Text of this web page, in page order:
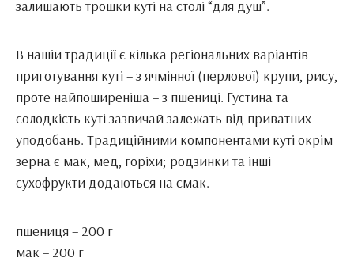
залишають трошки куті на столі “для душ”.
В нашій традиції є кілька регіональних варіантів
приготування куті – з ячмінної (перлової) крупи, рису,
проте найпоширеніша – з пшениці. Густина та
солодкість куті зазвичай залежать від приватних
уподобань. Традиційними компонентами куті окрім
зерна є мак, мед, горіхи; родзинки та інші
сухофрукти додаються на смак.
пшениця – 200 г
мак – 200 г